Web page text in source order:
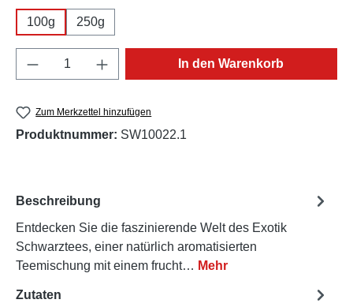
100g 250g
Produkt Anzahl: Gib den gewünschten
In den Warenkorb
Zum Merkzettel hinzufügen
Produktnummer: SW10022.1
Beschreibung
Entdecken Sie die faszinierende Welt des Exotik
Schwarztees, einer natürlich aromatisierten
Teemischung mit einem frucht… Mehr
Zutaten